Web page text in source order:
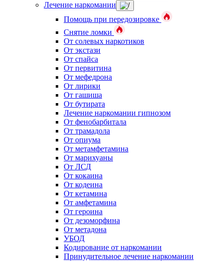
Лечение наркомании
Помощь при передозировке
Снятие ломки
От солевых наркотиков
От экстази
От спайса
От первитина
От мефедрона
От лирики
От гашиша
От бутирата
Лечение наркомании гипнозом
От фенобарбитала
От трамадола
От опиума
От метамфетамина
От марихуаны
От ЛСД
От кокаина
От кодеина
От кетамина
От амфетамина
От героина
От дезоморфина
От метадона
УБОД
Кодирование от наркомании
Принудительное лечение наркомании